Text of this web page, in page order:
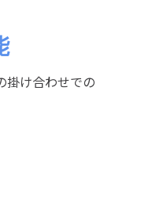
掛け合わせでの